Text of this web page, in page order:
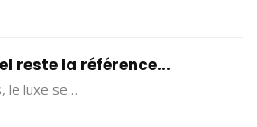
reste la référence...
le luxe se…